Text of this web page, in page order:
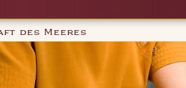
des Meeres